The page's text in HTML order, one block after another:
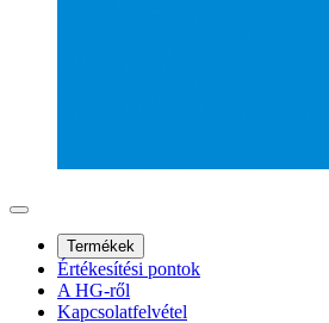
Termékek
Értékesítési pontok
A HG-ről
Kapcsolatfelvétel